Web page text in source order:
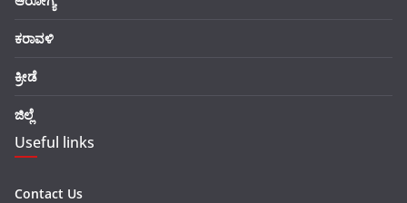
ಕರಾವಳಿ
ಕ್ರೀಡೆ
ಜಿಲ್ಲೆ
Useful links
Contact Us